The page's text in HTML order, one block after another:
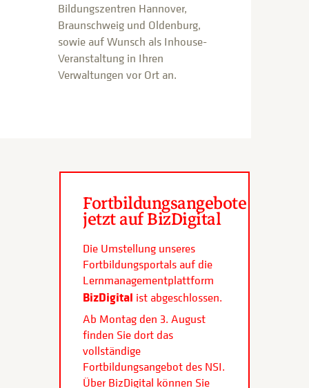
Bildungszentren Hannover,
Braunschweig und Oldenburg,
sowie auf Wunsch als Inhouse-
Veranstaltung in Ihren
Verwaltungen vor Ort an.
Fortbildungsangebote
jetzt auf BizDigital
Die Umstellung unseres
Fortbildungsportals auf die
Lernmanagementplattform
BizDigital ist abgeschlossen.
Ab Montag den 3. August
finden Sie dort das
vollständige
Fortbildungsangebot des NSI.
Über BizDigital können Sie